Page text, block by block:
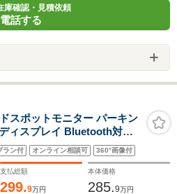
庫確認・見積依頼
電話する
ポットモニター パーキン
ィスプレイ Bluetooth対応
ETC2.0 パワーバックドア
ロール LEDヘッドライト ス
ラン付 オンライン相談可 360°画像付
支払総額
299.9万円
本体価格
285.9万円